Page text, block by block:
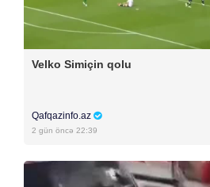
Velko Simiçin qolu
Qafqazinfo.az
2 gün öncə 22:39